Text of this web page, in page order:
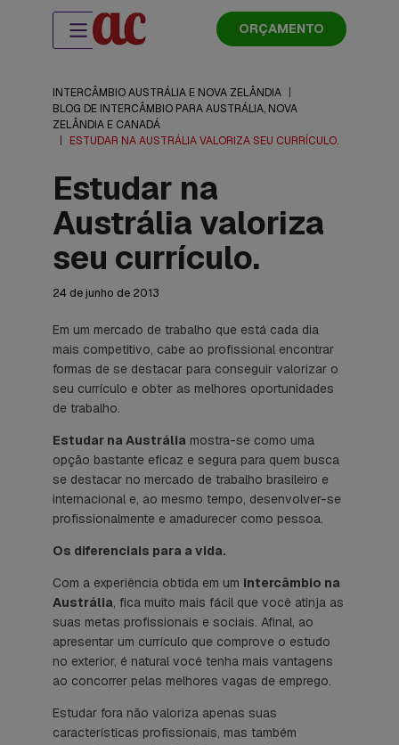
ORÇAMENTO
INTERCÂMBIO AUSTRÁLIA E NOVA ZELÂNDIA
BLOG DE INTERCÂMBIO PARA AUSTRÁLIA, NOVA
ZELÂNDIA E CANADÁ
ESTUDAR NA AUSTRÁLIA VALORIZA SEU CURRÍCULO.
Estudar na
Austrália valoriza
seu currículo.
24 de junho de 2013
Em um mercado de trabalho que está cada dia
mais competitivo, cabe ao profissional encontrar
formas de se destacar para conseguir valorizar o
seu currículo e obter as melhores oportunidades
de trabalho.
Estudar na Austrália mostra-se como uma
opção bastante eficaz e segura para quem busca
se destacar no mercado de trabalho brasileiro e
internacional e, ao mesmo tempo, desenvolver-se
profissionalmente e amadurecer como pessoa.
Os diferenciais para a vida.
Com a experiência obtida em um intercâmbio na
Austrália, fica muito mais fácil que você atinja as
suas metas profissionais e sociais. Afinal, ao
apresentar um currículo que comprove o estudo
no exterior, é natural você tenha mais vantagens
ao concorrer pelas melhores vagas de emprego.
Estudar fora não valoriza apenas suas
características profissionais, mas também